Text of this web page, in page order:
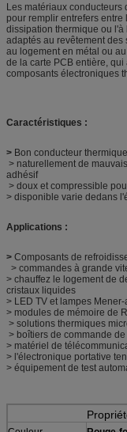
Les matériaux conducteurs
pour remplir entrefers
dissipation thermique ou
adaptés au revêtement des
au logement en métal ou
de la carte PCB entière,
composants électroniques
Caractéristiques :
> Bon conducteur
> naturellement de
adhésif
> doux et compressible
> disponible varie dedans
Applications :
> Composants de
> commandes à grande
> chauffez le logement de
cristaux liquides
> LED TV et lampes
> modules de mémoire de
> solutions thermiques
> boîtiers de commande
> matériel de
> l'électronique portative
> équipement de test